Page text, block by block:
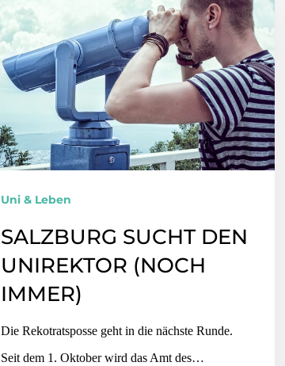
Uni & Leben
SALZBURG SUCHT DEN
UNIREKTOR (NOCH
IMMER)
Die Rekotratsposse geht in die nächste Runde.
Seit dem 1. Oktober wird das Amt des…